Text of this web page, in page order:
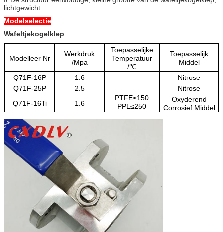
lichtgewicht.
Modelselectie
Wafeltjekogelklep
Modelleer Nr
Werkdruk
/Mpa
Toepasselijke
Temperatuur
/℃
Toepasselijk
Middel
Q71F-16P
1.6
PTFE≤150
PPL≤250
Nitrose
Q71F-25P
2.5
Nitrose
Q71F-16Ti
1.6
Oxyderend
Corrosief Middel
Q71F-25Ti